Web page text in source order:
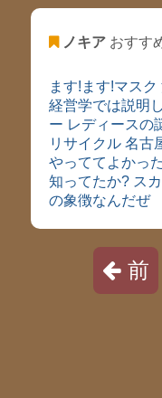
ノキアおすす
ます!ます!マスク
経営学では説明
ー レディースの
リサイクル 名
やっててよかっ
知ってたか? ス
の象徴なんだぜ
前